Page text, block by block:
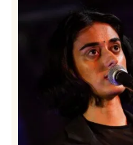
Eklektisk
Samband
–
varmt,
interessant
morosamt